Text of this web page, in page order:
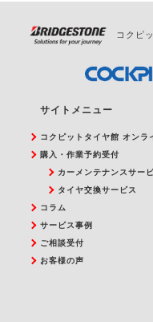
コクピ
サイトメニュー
コクピットタイヤ館 オンラ
購入・作業予約受付
カーメンテナンスサー
タイヤ交換サービス
コラム
サービス事例
ご相談受付
お客様の声